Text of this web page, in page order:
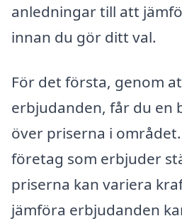
anledningar till att
innan du gör ditt val.
För det första, genom
erbjudanden, får du en
över priserna i
företag som erbjuder
priserna kan variera
jämföra erbjudanden